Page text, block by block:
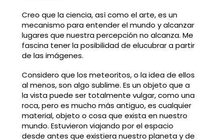
Creo que la ciencia, así como el arte, es un
mecanismo para entender el mundo y alcanzar
lugares que nuestra percepción no alcanza. Me
fascina tener la posibilidad de elucubrar a partir
de las imágenes.
Considero que los meteoritos, o la idea de ellos
al menos, son algo sublime. Es un objeto que a
la vista puede ser totalmente vulgar, como una
roca, pero es mucho más antiguo, es cualquier
material, objeto o cosa que exista en nuestro
mundo. Estuvieron viajando por el espacio
desde antes que existiera nuestro planeta y de